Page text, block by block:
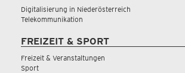
Digitalisierung in Niederösterreich
Telekommunikation
FREIZEIT & SPORT
Freizeit & Veranstaltungen
Sport